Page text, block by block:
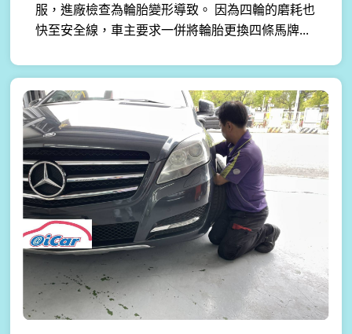
服，進廠檢查為輪胎變形導致。 因為四輪的磨耗也
快至安全線，車主要求一併將輪胎更換四條馬牌...